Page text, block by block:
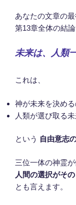
あなたの文章の最
第13章全体の結論
未来は、人類
これは、
神が未来を決める
人類が選び取る
という 自由意志
三位一体の神霊が
人間の選択がそ
とも言えます。